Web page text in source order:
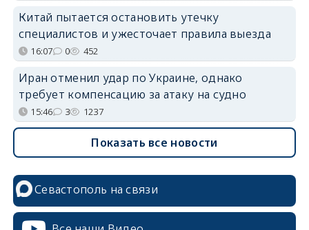
Китай пытается остановить утечку
специалистов и ужесточает правила выезда
16:07 0 452
Иран отменил удар по Украине, однако
требует компенсацию за атаку на судно
15:46 3 1237
Показать все новости
Севастополь на связи